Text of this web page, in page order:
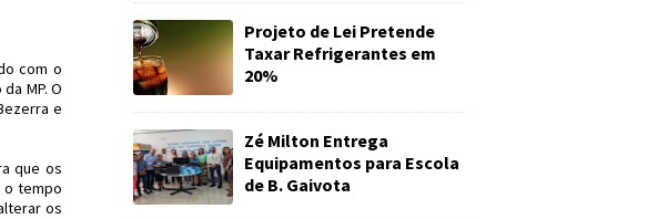
com o
MP. O
e
que os
o tempo
os
Projeto de Lei Pretende
Taxar Refrigerantes em
20%
Zé Milton Entrega
Equipamentos para Escola
de B. Gaivota